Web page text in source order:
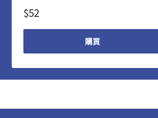
$52
購買